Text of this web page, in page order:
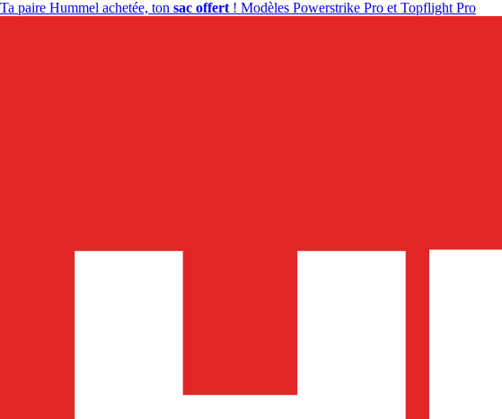
Ta paire Hummel achetée, ton sac offert ! Modèles Powerstrike Pro et Topflight Pro